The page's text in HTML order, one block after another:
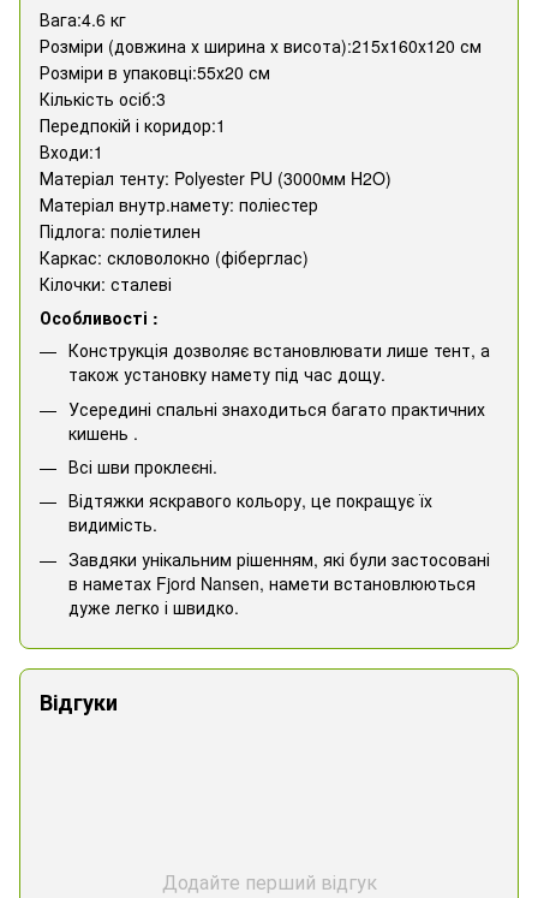
Вага:4.6 кг
Розміри (довжина х ширина х висота):215х160х120 см
Розміри в упаковці:55х20 см
Кількість осіб:3
Передпокій і коридор:1
Входи:1
Матеріал тенту: Polyester PU (3000мм H2O)
Матеріал внутр.намету: поліестер
Підлога: поліетилен
Каркас: скловолокно (фіберглас)
Кілочки: сталеві
Особливості :
Конструкція дозволяє встановлювати лише тент, а
також установку намету під час дощу.
Усередині спальні знаходиться багато практичних
кишень .
Всі шви проклеєні.
Відтяжки яскравого кольору, це покращує їх
видимість.
Завдяки унікальним рішенням, які були застосовані
в наметах Fjord Nansen, намети встановлюються
дуже легко і швидко.
Відгуки
Додайте перший відгук